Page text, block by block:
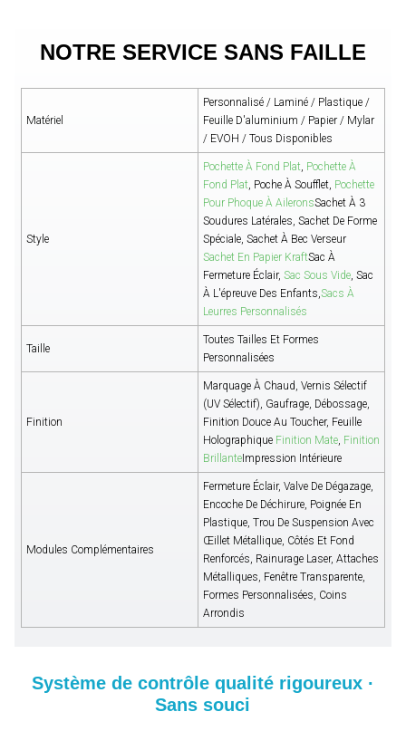
NOTRE SERVICE SANS FAILLE
Matériel
Personnalisé / Laminé / Plastique /
Feuille D'aluminium / Papier / Mylar
/ EVOH / Tous Disponibles
Style
Pochette À Fond Plat, Pochette À
Fond Plat, Poche À Soufflet, Pochette
Pour Phoque À AileronsSachet À 3
Soudures Latérales, Sachet De Forme
Spéciale, Sachet À Bec Verseur
Sachet En Papier KraftSac À
Fermeture Éclair, Sac Sous Vide, Sac
À L'épreuve Des Enfants,Sacs À
Leurres Personnalisés
Taille
Toutes Tailles Et Formes
Personnalisées
Finition
Marquage À Chaud, Vernis Sélectif
(UV Sélectif), Gaufrage, Débossage,
Finition Douce Au Toucher, Feuille
Holographique Finition Mate, Finition
BrillanteImpression Intérieure
Modules Complémentaires
Fermeture Éclair, Valve De Dégazage,
Encoche De Déchirure, Poignée En
Plastique, Trou De Suspension Avec
Œillet Métallique, Côtés Et Fond
Renforcés, Rainurage Laser, Attaches
Métalliques, Fenêtre Transparente,
Formes Personnalisées, Coins
Arrondis
Système de contrôle qualité rigoureux ·
Sans souci